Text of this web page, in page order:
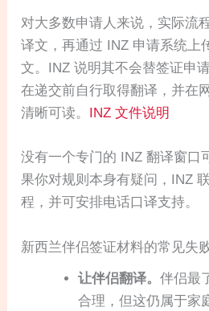
对大多数申请人来说，实际流
译文，再通过 INZ 申请系统上
文。INZ 说明其不会替签证申
在递交前自行取得翻译，并在
清晰可读。
INZ 文件说明
没有一个专门的 INZ 翻译窗口
果你对规则本身有疑问，INZ
程，并可安排电话口译支持。
新西兰伴侣签证材料的常见失
让伴侣翻译。伴侣最
合理，但这仍属于家